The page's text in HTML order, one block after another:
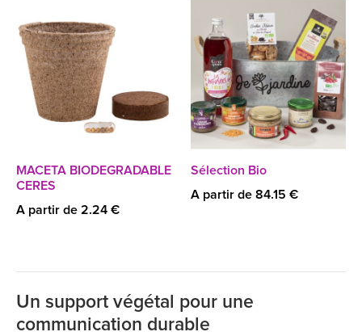
MACETA BIODEGRADABLE
CERES
A partir de 2.24 €
Sélection Bio
A partir de 84.15 €
Un support végétal pour une
communication durable